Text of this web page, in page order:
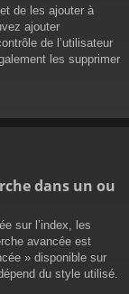
de les ajouter à
ajouter
de l’utilisateur
les supprimer
dans un ou
sur l’index, les
avancée est
» disponible sur
du style utilisé.